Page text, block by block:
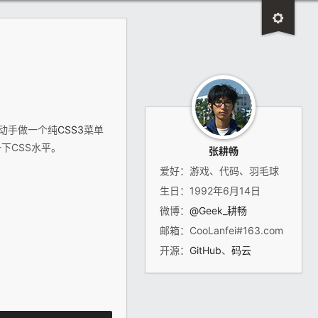
手做一个纯CSS3菜单
CSS水平。
张耕畅
爱好：游戏、代码、羽毛球
生日：1992年6月14日
微博： @Geek_耕畅
邮箱：CooLanfei#163.com
开源： GitHub、 码云